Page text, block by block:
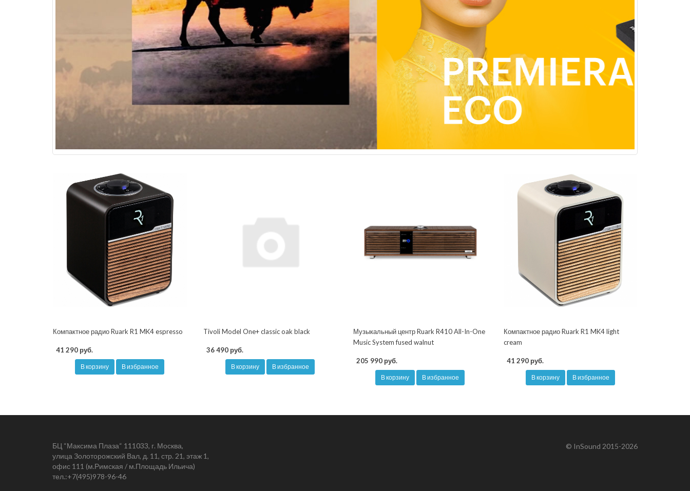
Компактное радио Ruark R1 MK4 espresso
41 290 руб.
В корзину В избранное
Tivoli Model One+ classic oak black
36 490 руб.
В корзину В избранное
Музыкальный центр Ruark R410 All-In-One
Music System fused walnut
205 990 руб.
В корзину В избранное
Компактное радио Ruark R1 MK4 light
cream
41 290 руб.
В корзину В избранное
БЦ “Максима Плаза“ 111033, г. Москва,
улица Золоторожский Вал, д. 11, стр. 21, этаж 1,
офис 111 (м.Римская / м.Площадь Ильича)
тел.:+7(495)978-96-46
© InSound 2015-2026